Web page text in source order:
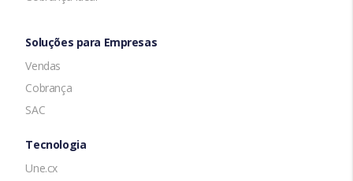
Soluções para Empresas
Vendas
Cobrança
SAC
Tecnologia
Une.cx